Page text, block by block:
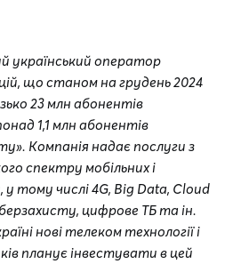
український оператор
що станом на грудень 2024
23 млн абонентів
1,1 млн абонентів
Компанія надає послуги з
спектру мобільних і
у тому числі 4G, Big Data, Cloud
цифрове ТБ та ін.
нові телеком технології і
планує інвестувати в цей